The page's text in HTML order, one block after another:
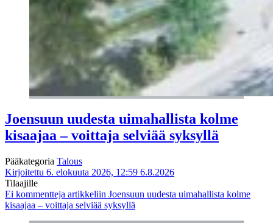
Joensuun uudesta uimahallista kolme
kisaajaa – voittaja selviää syksyllä
Pääkategoria Talous
Kirjoitettu 6. elokuuta 2026, 12:59 6.8.2026
Tilaajille
Ei kommentteja artikkeliin Joensuun uudesta uimahallista kolme
kisaajaa – voittaja selviää syksyllä